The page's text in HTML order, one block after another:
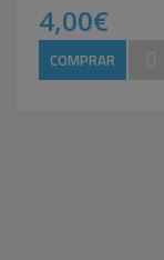
4,00€
COMPRAR